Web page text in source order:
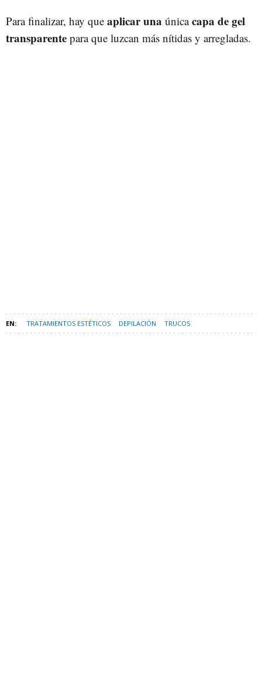
Para finalizar, hay que aplicar una únicacapa de gel
transparente para que luzcan más nítidas y arregladas.
TRATAMIENTOS ESTÉTICOS DEPILACIÓN TRUCOS